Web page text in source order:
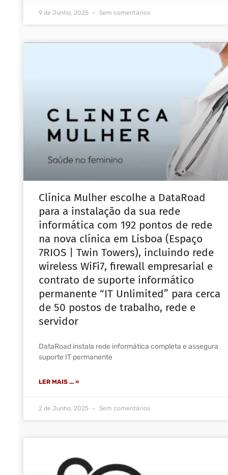
9 de Junho, 2025 Sem comentários
Clínica Mulher escolhe a DataRoad
para a instalação da sua rede
informática com 192 pontos de rede
na nova clínica em Lisboa (Espaço
7RIOS | Twin Towers), incluindo rede
wireless WiFi7, firewall empresarial e
contrato de suporte informático
permanente “IT Unlimited” para cerca
de 50 postos de trabalho, rede e
servidor
DataRoad instala rede informática completa e assegura
suporte IT permanente
LER MAIS ... »
2 de Junho, 2025 Sem comentários